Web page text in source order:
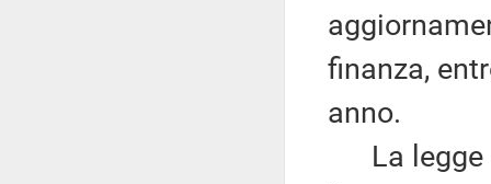
finanza,
anno.
La legge